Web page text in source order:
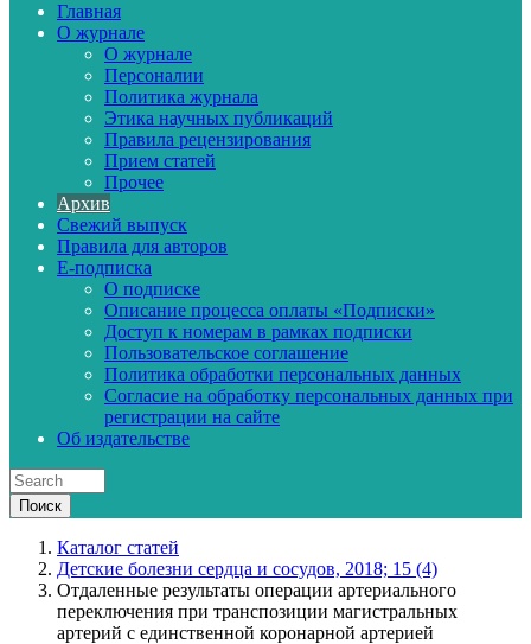
Главная
О журнале
О журнале
Персоналии
Политика журнала
Этика научных публикаций
Правила рецензирования
Прием статей
Прочее
Архив
Свежий выпуск
Правила для авторов
E-подписка
О подписке
Описание процесса оплаты «Подписки»
Доступ к номерам в рамках подписки
Пользовательское соглашение
Политика обработки персональных данных
Согласие на обработку персональных данных при
регистрации на сайте
Об издательстве
Каталог статей
Детские болезни сердца и сосудов, 2018; 15 (4)
Отдаленные результаты операции артериального
переключения при транспозиции магистральных
артерий с единственной коронарной артерией